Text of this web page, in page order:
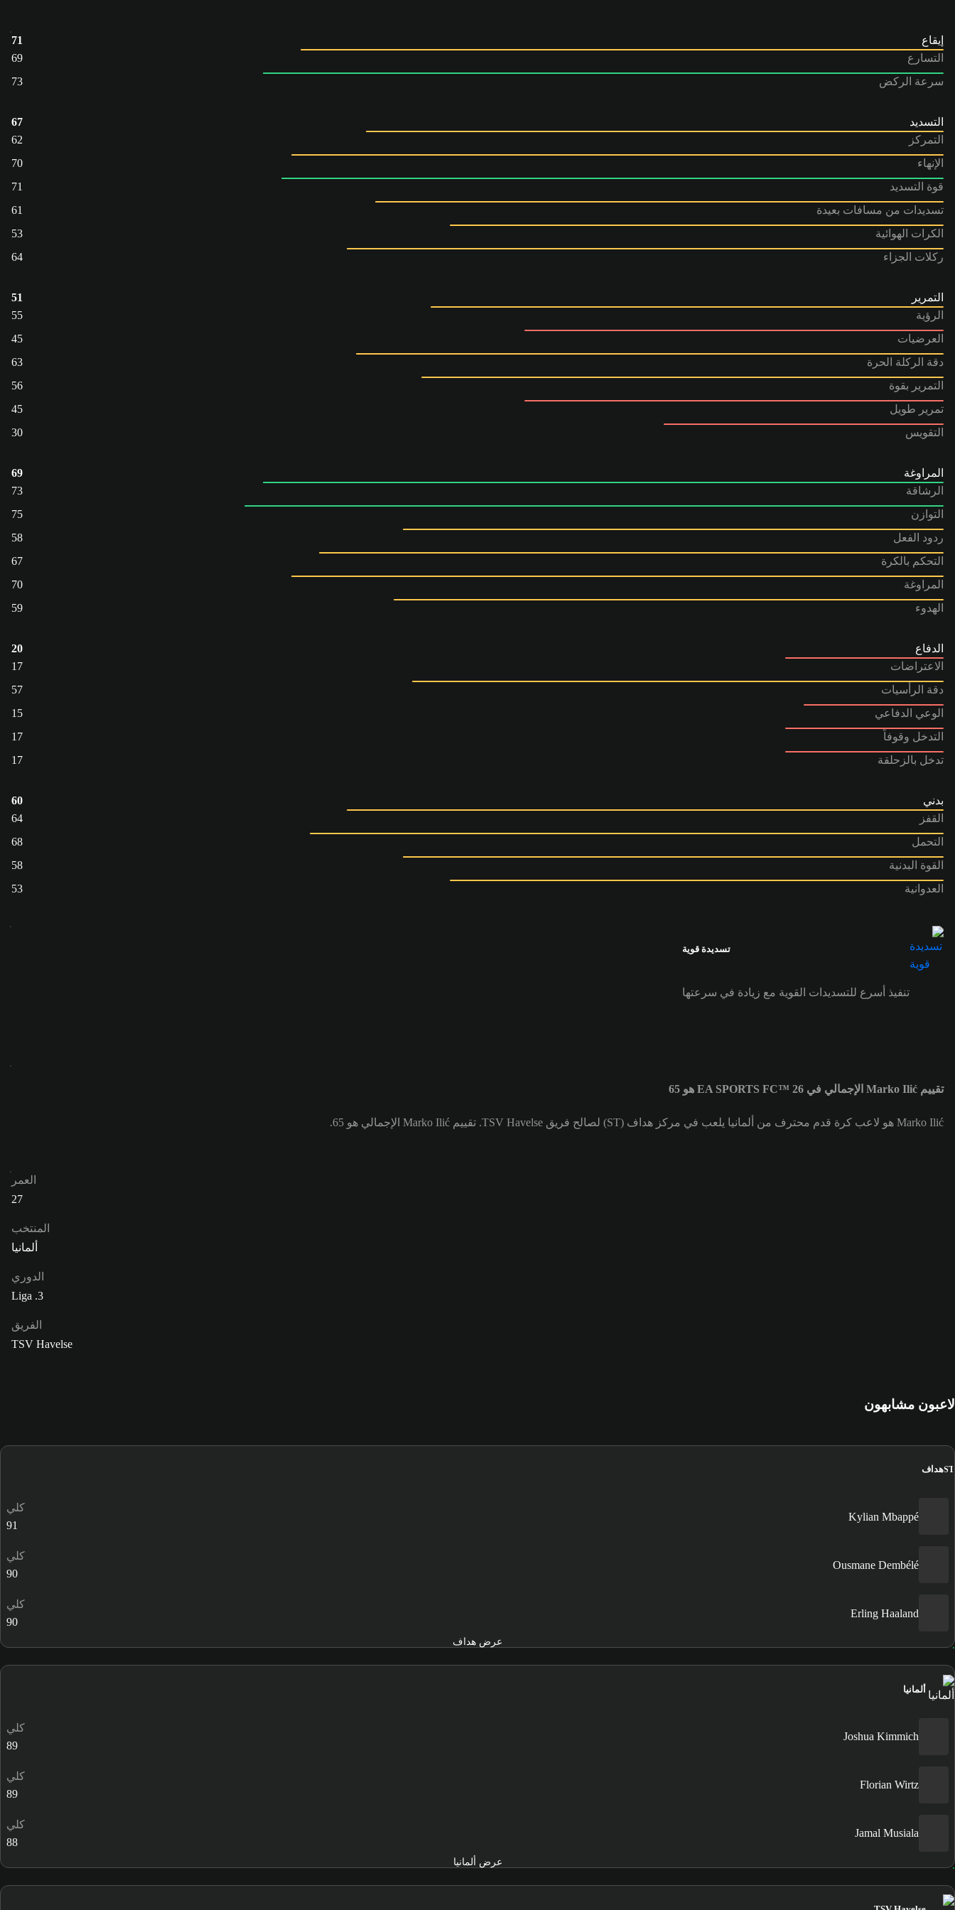
إيقاع
71
التسارع
69
سرعة الركض
73
التسديد
67
التمركز
62
الإنهاء
70
قوة التسديد
71
تسديدات من مسافات بعيدة
61
الكرات الهوائية
53
ركلات الجزاء
64
التمرير
51
الرؤية
55
العرضيات
45
دقة الركلة الحرة
63
التمرير بقوة
56
تمرير طويل
45
التقويس
30
المراوغة
69
الرشاقة
73
التوازن
75
ردود الفعل
58
التحكم بالكرة
67
المراوغة
70
الهدوء
59
الدفاع
20
الاعتراضات
17
دقة الرأسيات
57
الوعي الدفاعي
15
التدخل وقوفاً
17
تدخل بالزحلقة
17
بدني
60
القفز
64
التحمل
68
القوة البدنية
58
العدوانية
53
تسديدة قوية
تنفيذ أسرع للتسديدات القوية مع زيادة في سرعتها
تقييم Marko Ilić الإجمالي في EA SPORTS FC™ 26 هو 65
Marko Ilić هو لاعب كرة قدم محترف من ألمانيا يلعب في مركز هداف (ST) لصالح فريق TSV Havelse. تقييم Marko Ilić الإجمالي هو 65.
العمر
27
المنتخب
ألمانيا
الدوري
3. Liga
الفريق
TSV Havelse
لاعبون مشابهون
STهداف
Kylian Mbappé
كلي
91
Ousmane Dembélé
كلي
90
Erling Haaland
كلي
90
عرض هداف
ألمانيا
Joshua Kimmich
كلي
89
Florian Wirtz
كلي
89
Jamal Musiala
كلي
88
عرض ألمانيا